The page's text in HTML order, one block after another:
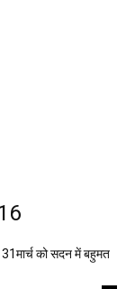
31मार्च को सदन में बहुमत